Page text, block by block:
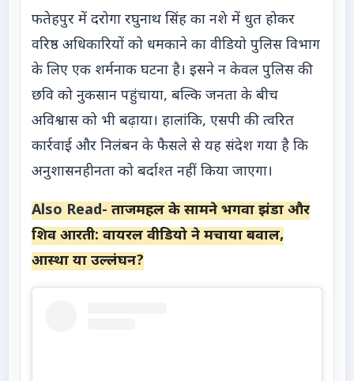
फतेहपुर में दरोगा रघुनाथ सिंह का नशे में धुत होकर
वरिष्ठ अधिकारियों को धमकाने का वीडियो पुलिस विभाग
के लिए एक शर्मनाक घटना है। इसने न केवल पुलिस की
छवि को नुकसान पहुंचाया, बल्कि जनता के बीच
अविश्वास को भी बढ़ाया। हालांकि, एसपी की त्वरित
कार्रवाई और निलंबन के फैसले से यह संदेश गया है कि
अनुशासनहीनता को बर्दाश्त नहीं किया जाएगा।
Also Read- ताजमहल के सामने भगवा झंडा और
शिव आरती: वायरल वीडियो ने मचाया बवाल,
आस्था या उल्लंघन?